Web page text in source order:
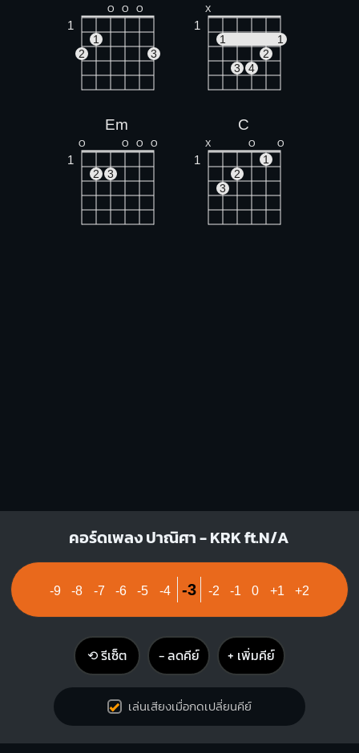
O O O
1
1
2
3
X
1
1
1
2
3
4
Em
O O O O
1
2 3
C
X O O
1
1
2
3
คอร์ดเพลง ปาณิศา - KRK ft.N/A
-9 -8 -7 -6 -5 -4 -3 -2 -1 0 +1 +2
⟲ รีเซ็ต − ลดคีย์ + เพิ่มคีย์
เล่นเสียงเมื่อกดเปลี่ยนคีย์